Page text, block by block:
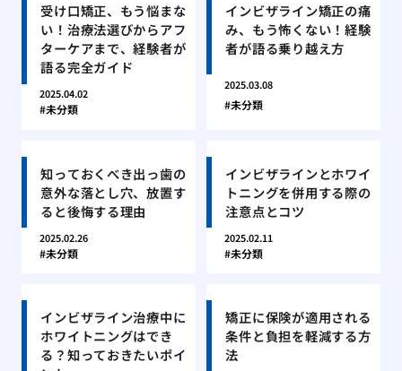
受け口矯正、もう悩まな
い！治療法選びからアフ
ターケアまで、経験者が
語る完全ガイド
2025.04.02
未分類
インビザライン矯正の痛
み、もう怖くない！経験
者が語る乗り越え方
2025.03.08
未分類
知っておくべき出っ歯の
意外な落とし穴、放置す
ると後悔する理由
2025.02.26
未分類
インビザラインとホワイ
トニングを併用する際の
注意点とコツ
2025.02.11
未分類
インビザライン治療中に
ホワイトニングはでき
る？知っておきたいポイ
矯正に保険が適用される
条件と負担を軽減する方
法